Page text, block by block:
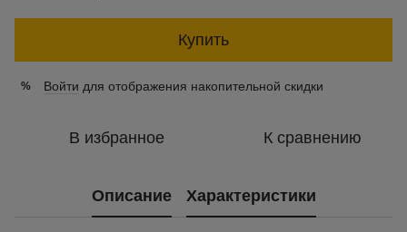
Купить
% Войти для отображения накопительной скидки
В избранное К сравнению
Описание Характеристики